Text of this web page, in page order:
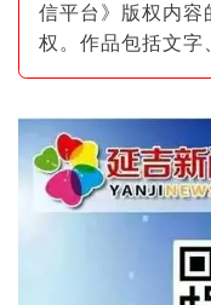
信平台》版权内容
权。作品包括文字